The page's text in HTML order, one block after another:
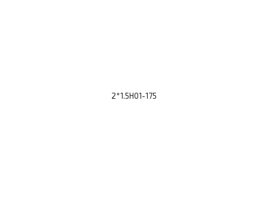
2*1.5H01-175